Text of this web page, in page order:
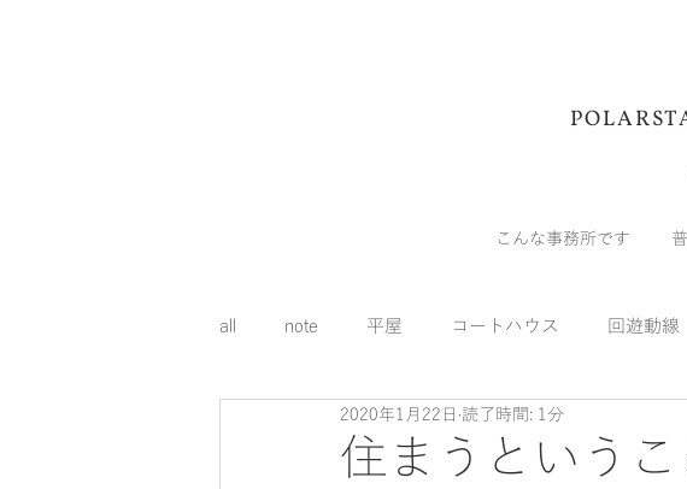
こんな事務所です
all note 平屋 コートハウス 回遊動線
料理 コスト 展示会
住まうという
2020年1月22日 読了時間: 1分